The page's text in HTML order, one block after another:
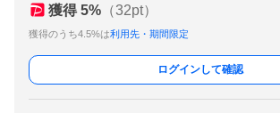
獲得 5% （32pt）
獲得のうち4.5%は利用先・期間限定
ログインして確認